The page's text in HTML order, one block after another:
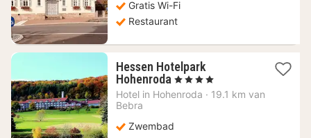
Gratis Wi-Fi
Restaurant
Hessen Hotelpark
Hohenroda 1
nacht
€
, 4 Sterren
Hotel in Hohenroda · 19.1 km van
Bebra
Zwembad